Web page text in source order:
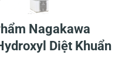
Nagakawa
Diệt Khuẩn